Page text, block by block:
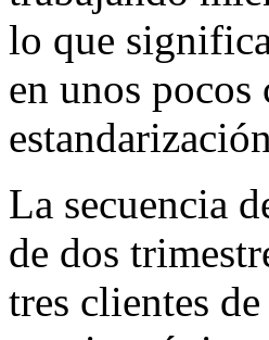
lo que
en unos pocos
La secuencia
de dos
tres clientes